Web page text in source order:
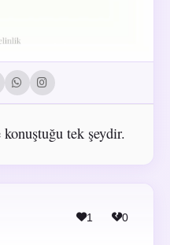
tek şeydir.
1 0